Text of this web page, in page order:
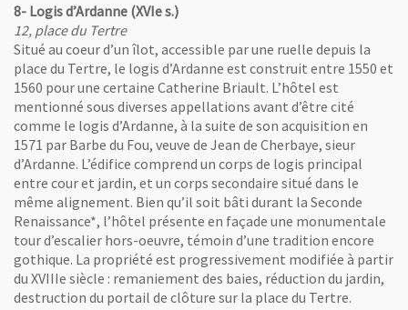
l'image
8- Logis d’Ardanne (XVIe s.)
12, place du Tertre
Situé au coeur d’un îlot, accessible par une ruelle depuis la
place du Tertre, le logis d’Ardanne est construit entre 1550 et
1560 pour une certaine Catherine Briault. L’hôtel est
mentionné sous diverses appellations avant d’être cité
comme le logis d’Ardanne, à la suite de son acquisition en
1571 par Barbe du Fou, veuve de Jean de Cherbaye, sieur
d’Ardanne. L’édifice comprend un corps de logis principal
entre cour et jardin, et un corps secondaire situé dans le
même alignement. Bien qu’il soit bâti durant la Seconde
Renaissance*, l’hôtel présente en façade une monumentale
tour d’escalier hors-oeuvre, témoin d’une tradition encore
gothique. La propriété est progressivement modifiée à partir
du XVIIIe siècle : remaniement des baies, réduction du jardin,
destruction du portail de clôture sur la place du Tertre.